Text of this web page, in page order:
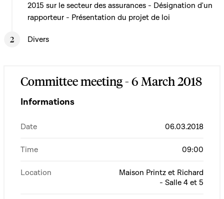
2015 sur le secteur des assurances - Désignation d'un
rapporteur - Présentation du projet de loi
Divers
Committee meeting - 6 March 2018
Informations
Date 06.03.2018
Time 09:00
Location
Maison Printz et Richard
- Salle 4 et 5